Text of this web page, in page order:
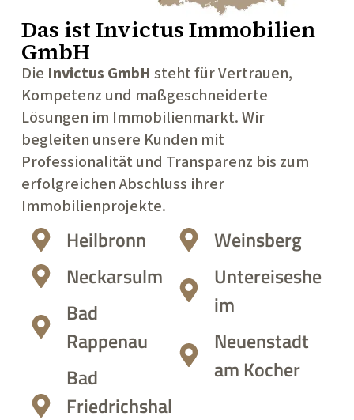
Das istInvictus Immobilien
GmbH
Die Invictus GmbH steht für Vertrauen,
Kompetenz und maßgeschneiderte
Lösungen im Immobilienmarkt. Wir
begleiten unsere Kunden mit
Professionalität und Transparenz bis zum
erfolgreichen Abschluss ihrer
Immobilienprojekte.
Heilbronn
Neckarsulm
Bad
Rappenau
Bad
Friedrichshal
Weinsberg
Untereiseshe
im
Neuenstadt
am Kocher